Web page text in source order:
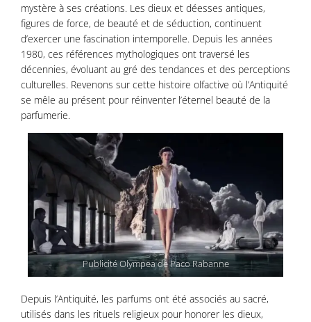
mystère à ses créations. Les dieux et déesses antiques,
figures de force, de beauté et de séduction, continuent
d’exercer une fascination intemporelle. Depuis les années
1980, ces références mythologiques ont traversé les
décennies, évoluant au gré des tendances et des perceptions
culturelles. Revenons sur cette histoire olfactive où l’Antiquité
se mêle au présent pour réinventer l’éternel beauté de la
parfumerie.
Publicité Olympea de Paco Rabanne
Depuis l’Antiquité, les parfums ont été associés au sacré,
utilisés dans les rituels religieux pour honorer les dieux,